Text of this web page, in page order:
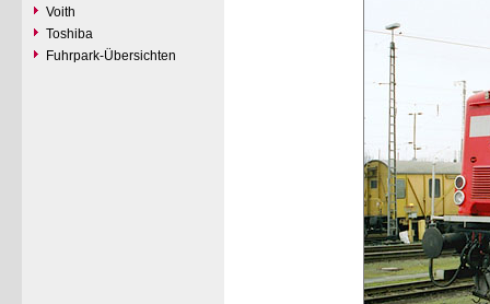
Voith
Toshiba
Fuhrpark-Übersichten